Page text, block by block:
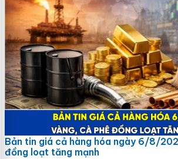
Bản tin giá cả hàng hóa ngày 6/8/
đồng loạt tăng mạnh